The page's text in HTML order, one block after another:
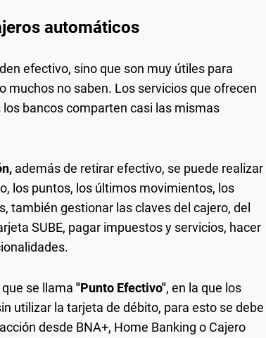
automáticos
efectivo, sino que son muy útiles para
muchos no saben. Los servicios que ofrecen
bancos comparten casi las mismas
además de retirar efectivo, se puede realizar
los puntos, los últimos movimientos, los
también gestionar las claves del cajero, del
SUBE, pagar impuestos y servicios, hacer
se llama "Punto Efectivo", en la que los
utilizar la tarjeta de débito, para esto se debe
desde BNA+, Home Banking o Cajero